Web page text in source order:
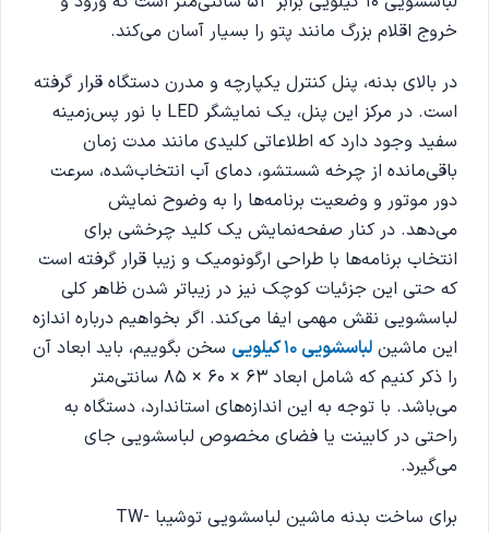
خروج اقلام بزرگ مانند پتو را بسیار آسان می‌کند.
در بالای بدنه، پنل کنترل یکپارچه و مدرن دستگاه قرار گرفته
است. در مرکز این پنل، یک نمایشگر LED با نور پس‌زمینه
سفید وجود دارد که اطلاعاتی کلیدی مانند مدت زمان
باقی‌مانده از چرخه شستشو، دمای آب انتخاب‌شده، سرعت
دور موتور و وضعیت برنامه‌ها را به وضوح نمایش
می‌دهد. در کنار صفحه‌نمایش یک کلید چرخشی برای
انتخاب برنامه‌ها با طراحی ارگونومیک و زیبا قرار گرفته است
که حتی این جزئیات کوچک نیز در زیباتر شدن ظاهر کلی
لباسشویی نقش مهمی ایفا می‌کند. اگر بخواهیم درباره اندازه
این ماشین لباسشویی ۱۰ کیلویی
سخن بگوییم، باید ابعاد آن
را ذکر کنیم که شامل ابعاد ۶۳ × ۶۰ × ۸۵ سانتی‌متر
می‌باشد. با توجه به این اندازه‌های استاندارد، دستگاه به
راحتی در کابینت یا فضای مخصوص لباسشویی جای
می‌گیرد.
برای ساخت بدنه ماشین لباسشویی توشیبا TW-